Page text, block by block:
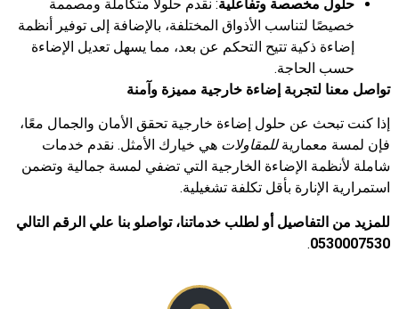
حلول مخصصة وتفاعلية: نقدم حلولًا متكاملة ومصممة
خصيصًا لتناسب الأذواق المختلفة، بالإضافة إلى توفير أنظمة
إضاءة ذكية تتيح التحكم عن بعد، مما يسهل تعديل الإضاءة
حسب الحاجة.
تواصل معنا لتجربة إضاءة خارجية مميزة وآمنة
إذا كنت تبحث عن حلول إضاءة خارجية تحقق الأمان والجمال معًا،
فإن لمسة معماريةللمقاولات هي خيارك الأمثل. نقدم خدمات
شاملة لأنظمة الإضاءة الخارجية التي تضفي لمسة جمالية وتضمن
استمرارية الإنارة بأقل تكلفة تشغيلية.
للمزيد من التفاصيل أو لطلب خدماتنا، تواصلو بنا علي الرقم التالي
0530007530
.